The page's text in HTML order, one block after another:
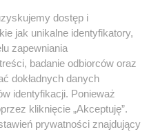
dostęp i
jak unikalne identyfikatory,
zapewniania
badanie odbiorców oraz
dokładnych danych
identyfikacji. Ponieważ
kliknięcie „Akceptuję”.
prywatności znajdujący